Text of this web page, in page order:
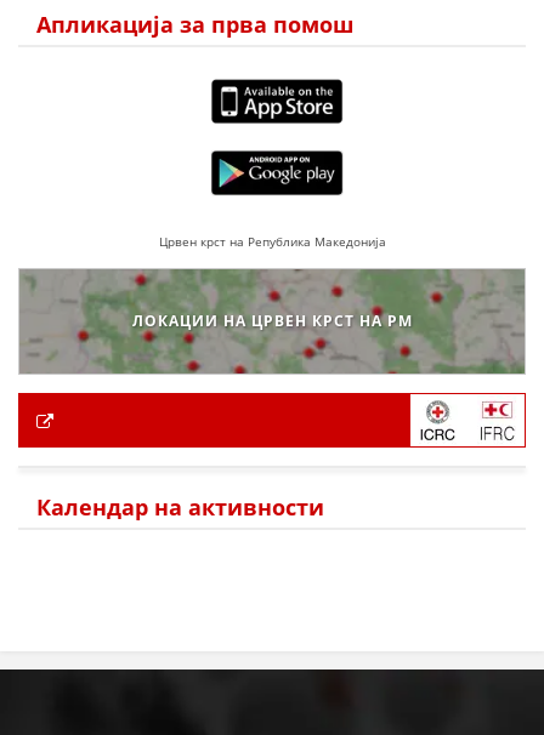
Апликација за прва помош
Црвен крст на Република Македонија
ЛОКАЦИИ НА ЦРВЕН КРСТ НА РМ
Календар на активности